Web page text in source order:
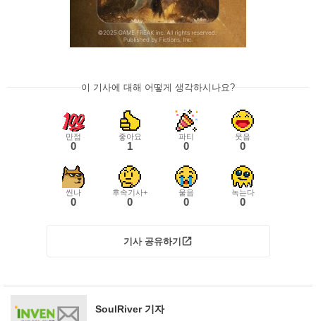
이 기사에 대해 어떻게 생각하시나요?
만점
0
좋아요
1
파티
0
웃음
0
씬나
0
후속기사+
0
울음
0
녹는다
0
기사 공유하기
SoulRiver 기자